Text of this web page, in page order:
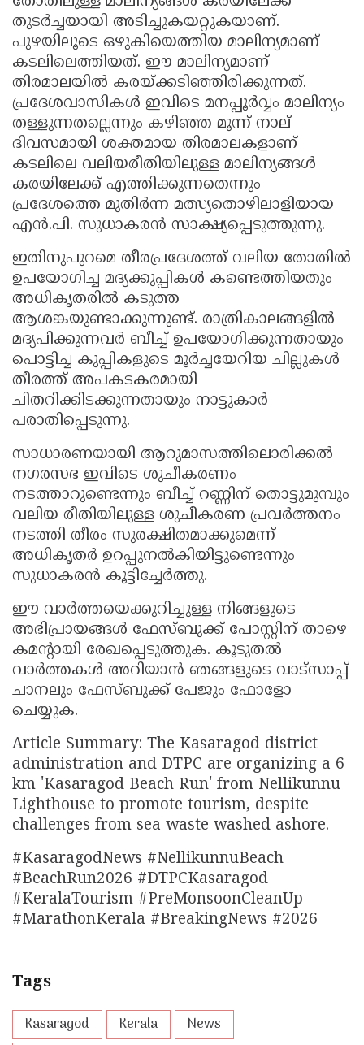
തുടർച്ചയായി അടിച്ചുകയറ്റുകയാണ്.
പുഴയിലൂടെ ഒഴുകിയെത്തിയ മാലിന്യമാണ്
കടലിലെത്തിയത്. ഈ മാലിന്യമാണ്
തിരമാലയിൽ കരയ്ക്കടിഞ്ഞിരിക്കുന്നത്.
പ്രദേശവാസികൾ ഇവിടെ മനപ്പൂർവ്വം മാലിന്യം
തള്ളുന്നതല്ലെന്നും കഴിഞ്ഞ മൂന്ന് നാല്
ദിവസമായി ശക്തമായ തിരമാലകളാണ്
കടലിലെ വലിയരീതിയിലുള്ള മാലിന്യങ്ങൾ
കരയിലേക്ക് എത്തിക്കുന്നതെന്നും
പ്രദേശത്തെ മുതിർന്ന മത്സ്യതൊഴിലാളിയായ
എൻ.പി. സുധാകരൻ സാക്ഷ്യപ്പെടുത്തുന്നു.
ഇതിനുപുറമെ തീരപ്രദേശത്ത് വലിയ തോതിൽ
ഉപയോഗിച്ച മദ്യക്കുപ്പികൾ കണ്ടെത്തിയതും
അധികൃതരിൽ കടുത്ത
ആശങ്കയുണ്ടാക്കുന്നുണ്ട്. രാത്രികാലങ്ങളിൽ
മദ്യപിക്കുന്നവർ ബീച്ച് ഉപയോഗിക്കുന്നതായും
പൊട്ടിച്ച കുപ്പികളുടെ മൂർച്ചയേറിയ ചില്ലുകൾ
തീരത്ത് അപകടകരമായി
ചിതറിക്കിടക്കുന്നതായും നാട്ടുകാർ
പരാതിപ്പെടുന്നു.
സാധാരണയായി ആറുമാസത്തിലൊരിക്കൽ
നഗരസഭ ഇവിടെ ശുചീകരണം
നടത്താറുണ്ടെന്നും ബീച്ച് റണ്ണിന് തൊട്ടുമുമ്പും
വലിയ രീതിയിലുള്ള ശുചീകരണ പ്രവർത്തനം
നടത്തി തീരം സുരക്ഷിതമാക്കുമെന്ന്
അധികൃതർ ഉറപ്പുനൽകിയിട്ടുണ്ടെന്നും
സുധാകരൻ കൂട്ടിച്ചേർത്തു.
ഈ വാർത്തയെക്കുറിച്ചുള്ള നിങ്ങളുടെ
അഭിപ്രായങ്ങൾ ഫേസ്ബുക്ക് പോസ്റ്റിന് താഴെ
കമൻ്റായി രേഖപ്പെടുത്തുക. കൂടുതൽ
വാർത്തകൾ അറിയാൻ ഞങ്ങളുടെ വാട്സാപ്പ്
ചാനലും ഫേസ്ബുക്ക് പേജും ഫോളോ
ചെയ്യുക.
Article Summary: The Kasaragod district
administration and DTPC are organizing a 6
km 'Kasaragod Beach Run' from Nellikunnu
Lighthouse to promote tourism, despite
challenges from sea waste washed ashore.
#KasaragodNews #NellikunnuBeach
#BeachRun2026 #DTPCKasaragod
#KeralaTourism #PreMonsoonCleanUp
#MarathonKerala #BreakingNews #2026
Tags
Kasaragod Kerala
News